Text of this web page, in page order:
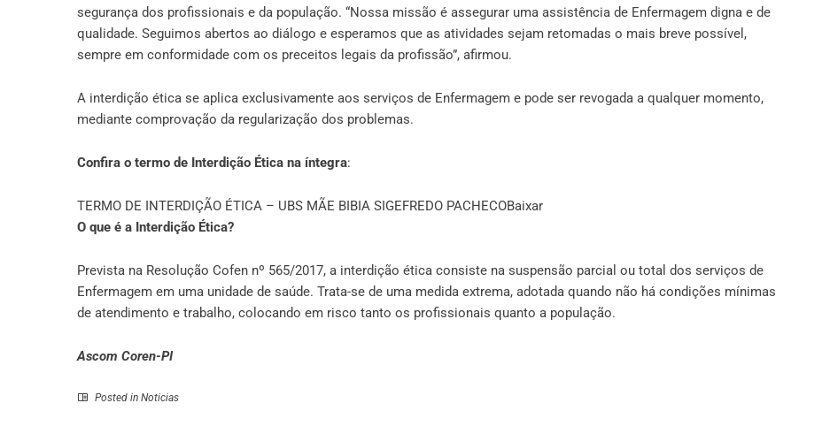
segurança dos profissionais e da população. “Nossa missão é assegurar uma assistência de Enfermagem digna e de
qualidade. Seguimos abertos ao diálogo e esperamos que as atividades sejam retomadas o mais breve possível,
sempre em conformidade com os preceitos legais da profissão”, afirmou.
A interdição ética se aplica exclusivamente aos serviços de Enfermagem e pode ser revogada a qualquer momento,
mediante comprovação da regularização dos problemas.
Confira o termo de Interdição Ética na íntegra:
TERMO DE INTERDIÇÃO ÉTICA – UBS MÃE BIBIA SIGEFREDO PACHECOBaixar
O que é a Interdição Ética?
Prevista na Resolução Cofen nº 565/2017, a interdição ética consiste na suspensão parcial ou total dos serviços de
Enfermagem em uma unidade de saúde. Trata-se de uma medida extrema, adotada quando não há condições mínimas
de atendimento e trabalho, colocando em risco tanto os profissionais quanto a população.
Ascom Coren-PI
Posted in Noticias